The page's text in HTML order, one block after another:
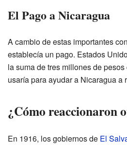
El Pago a Nicaragua
A cambio de estas importantes
establecía un pago. Estados
la suma de tres millones de
usaría para ayudar a Nicaragua a
¿Cómo reaccionaron
En 1916, los gobiernos de El